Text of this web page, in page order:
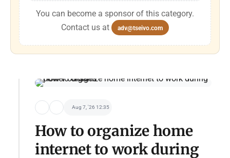
You can become a sponsor of this category.
Contact us at
adv@tseivo.com
Aug 7, '26 12:35
How to organize home
internet to work during